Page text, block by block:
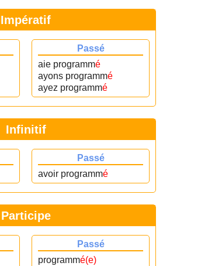
Impératif
Passé
aie programmé
ayons programmé
ayez programmé
Infinitif
Passé
avoir programmé
Participe
Passé
programmé(e)